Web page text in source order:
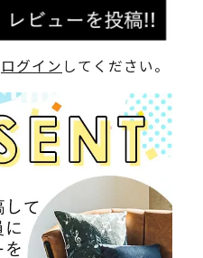
ログイン してください。